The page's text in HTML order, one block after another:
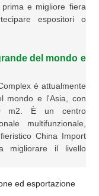
e migliore fiera
espositori o
del mondo e
è attualmente
mondo e l'Asia, con
m2. È un centro
multifunzionale,
China Import
migliorare il livello
ed esportazione